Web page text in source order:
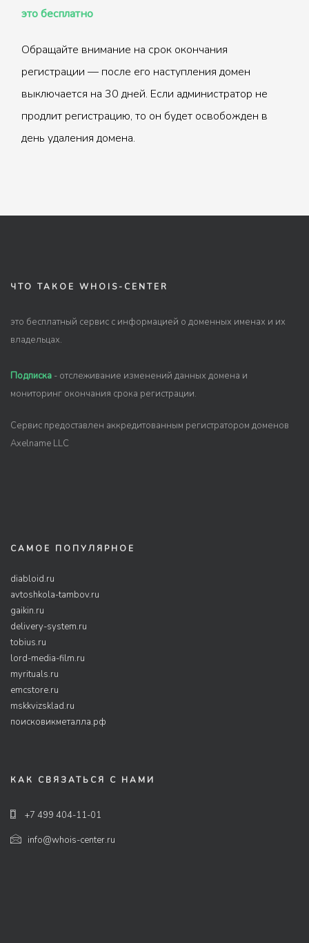
это бесплатно
Обращайте внимание на срок окончания
регистрации — после его наступления домен
выключается на 30 дней. Если администратор не
продлит регистрацию, то он будет освобожден в
день удаления домена.
ЧТО ТАКОЕ WHOIS-CENTER
это бесплатный сервис с информацией о доменных именах и их
владельцах.
Подписка - отслеживание изменений данных домена и
мониторинг окончания срока регистрации.
Сервис предоставлен аккредитованным регистратором доменов
Axelname LLC
САМОЕ ПОПУЛЯРНОЕ
diabloid.ru
avtoshkola-tambov.ru
gaikin.ru
delivery-system.ru
tobius.ru
lord-media-film.ru
myrituals.ru
emcstore.ru
mskkvizsklad.ru
поисковикметалла.рф
КАК СВЯЗАТЬСЯ С НАМИ
+7 499 404-11-01
info@whois-center.ru